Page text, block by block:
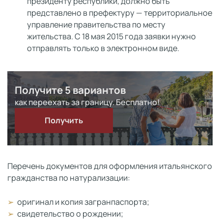
представлено в префектуру — территориальное
управление правительства по месту
жительства. С 18 мая 2015 года заявки нужно
отправлять только в электронном виде.
Получите 5 вариантов
как переехать за границу. Бесплатно!
Получить
Перечень документов для оформления итальянского
гражданства по натурализации:
оригинал и копия загранпаспорта;
свидетельство о рождении;